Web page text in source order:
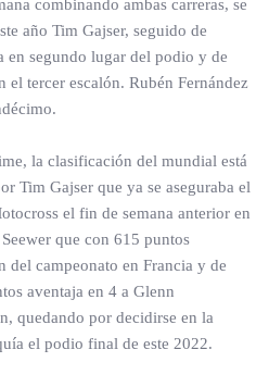
combinando ambas carreras, se
año Tim Gajser, seguido de
en segundo lugar del podio y de
el tercer escalón. Rubén Fernández
la clasificación del mundial está
Tim Gajser que ya se aseguraba el
el fin de semana anterior en
que con 615 puntos
del campeonato en Francia y de
aventaja en 4 a Glenn
quedando por decidirse en la
el podio final de este 2022.